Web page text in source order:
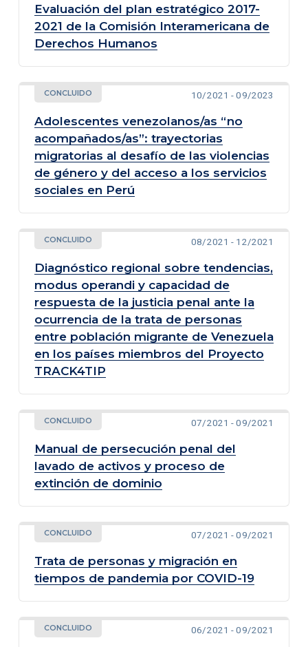
Evaluación del plan estratégico 2017-
2021 de la Comisión Interamericana de
Derechos Humanos
CONCLUIDO 10/2021 - 09/2023
Adolescentes venezolanos/as “no
acompañados/as”: trayectorias
migratorias al desafío de las violencias
de género y del acceso a los servicios
sociales en Perú
CONCLUIDO 08/2021 - 12/2021
Diagnóstico regional sobre tendencias,
modus operandi y capacidad de
respuesta de la justicia penal ante la
ocurrencia de la trata de personas
entre población migrante de Venezuela
en los países miembros del Proyecto
TRACK4TIP
CONCLUIDO 07/2021 - 09/2021
Manual de persecución penal del
lavado de activos y proceso de
extinción de dominio
CONCLUIDO 07/2021 - 09/2021
Trata de personas y migración en
tiempos de pandemia por COVID-19
CONCLUIDO 06/2021 - 09/2021